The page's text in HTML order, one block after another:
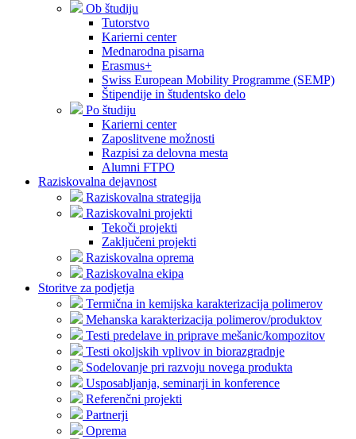
Ob študiju
Tutorstvo
Karierni center
Mednarodna pisarna
Erasmus+
Swiss European Mobility Programme (SEMP)
Štipendije in študentsko delo
Po študiju
Karierni center
Zaposlitvene možnosti
Razpisi za delovna mesta
Alumni FTPO
Raziskovalna dejavnost
Raziskovalna strategija
Raziskovalni projekti
Tekoči projekti
Zaključeni projekti
Raziskovalna oprema
Raziskovalna ekipa
Storitve za podjetja
Termična in kemijska karakterizacija polimerov
Mehanska karakterizacija polimerov/produktov
Testi predelave in priprave mešanic/kompozitov
Testi okoljskih vplivov in biorazgradnje
Sodelovanje pri razvoju novega produkta
Usposabljanja, seminarji in konference
Referenčni projekti
Partnerji
Oprema